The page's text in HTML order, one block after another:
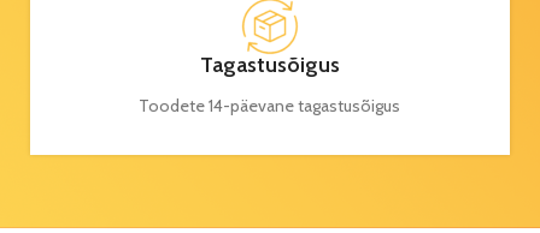
Tagastusõigus
Toodete 14-päevane tagastusõigus